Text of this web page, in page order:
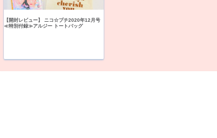
【開封レビュー】 ニコ☆プチ2020年12月号
≪特別付録≫アルジー トートバッグ